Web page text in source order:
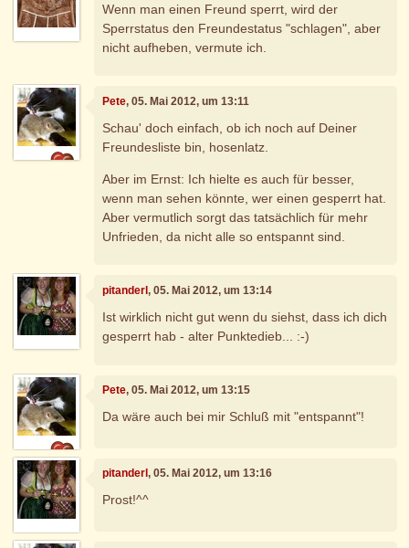
Wenn man einen Freund sperrt, wird der
Sperrstatus den Freundestatus "schlagen", aber
nicht aufheben, vermute ich.
Pete, 05. Mai 2012, um 13:11
Schau' doch einfach, ob ich noch auf Deiner
Freundesliste bin, hosenlatz.
Aber im Ernst: Ich hielte es auch für besser,
wenn man sehen könnte, wer einen gesperrt hat.
Aber vermutlich sorgt das tatsächlich für mehr
Unfrieden, da nicht alle so entspannt sind.
pitanderl, 05. Mai 2012, um 13:14
Ist wirklich nicht gut wenn du siehst, dass ich dich
gesperrt hab - alter Punktedieb... :-)
Pete, 05. Mai 2012, um 13:15
Da wäre auch bei mir Schluß mit "entspannt"!
pitanderl, 05. Mai 2012, um 13:16
Prost!^^